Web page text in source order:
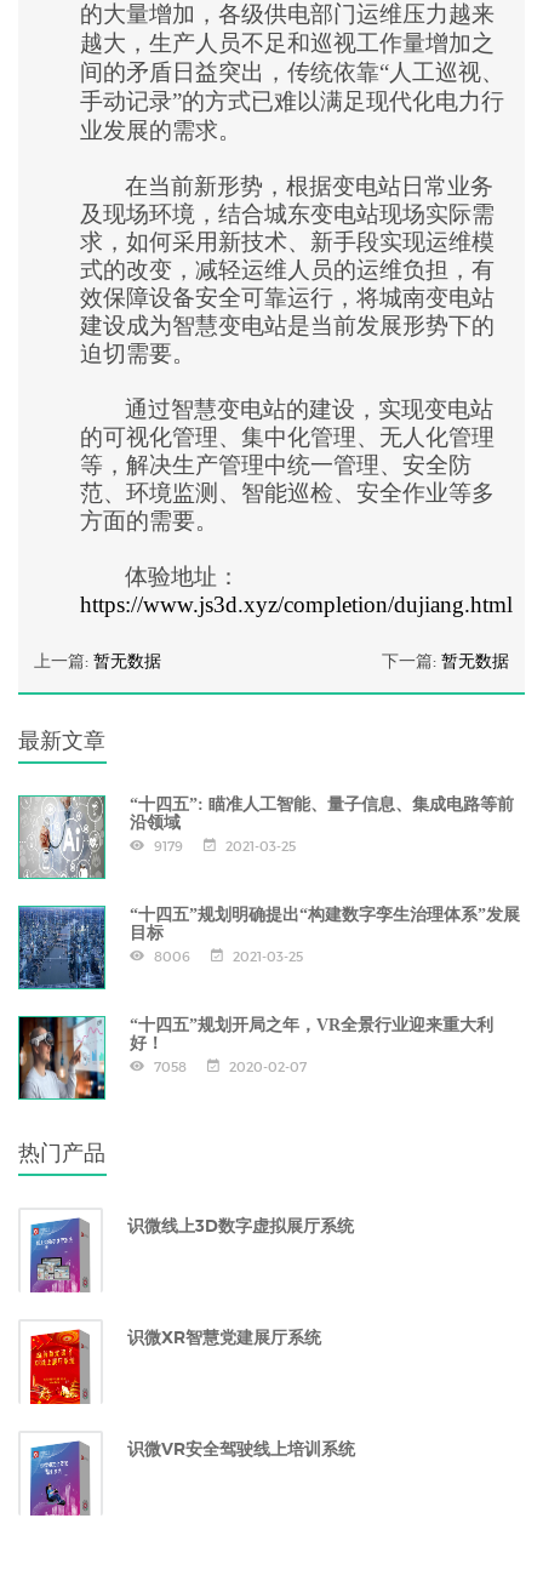
的大量增加，各级供电部门运维压力越来
越大，生产人员不足和巡视工作量增加之
间的矛盾日益突出，传统依靠“人工巡视、
手动记录”的方式已难以满足现代化电力行
业发展的需求。
在当前新形势，根据变电站日常业务
及现场环境，结合城东变电站现场实际需
求，如何采用新技术、新手段实现运维模
式的改变，减轻运维人员的运维负担，有
效保障设备安全可靠运行，将城南变电站
建设成为智慧变电站是当前发展形势下的
迫切需要。
通过智慧变电站的建设，实现变电站
的可视化管理、集中化管理、无人化管理
等，解决生产管理中统一管理、安全防
范、环境监测、智能巡检、安全作业等多
方面的需要。
体验地址：
https://www.js3d.xyz/completion/dujiang.html
上一篇: 暂无数据 下一篇: 暂无数据
最新文章
“十四五”: 瞄准人工智能、量子信息、集成电路等前
沿领域
9179 2021-03-25
“十四五”规划明确提出“构建数字孪生治理体系”发展
目标
8006 2021-03-25
“十四五”规划开局之年，VR全景行业迎来重大利
好！
7058 2020-02-07
热门产品
识微线上3D数字虚拟展厅系统
识微XR智慧党建展厅系统
识微VR安全驾驶线上培训系统